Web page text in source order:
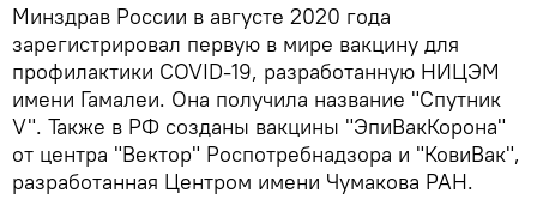
Минздрав России в августе 2020 года
зарегистрировал первую в мире вакцину для
профилактики COVID-19, разработанную НИЦЭМ
имени Гамалеи. Она получила название "Спутник
V". Также в РФ созданы вакцины "ЭпиВакКорона"
от центра "Вектор" Роспотребнадзора и "КовиВак",
разработанная Центром имени Чумакова РАН.